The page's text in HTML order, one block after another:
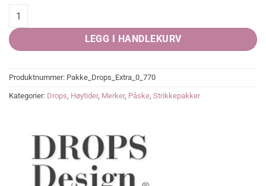
Emily Rabbit quantity
LEGG I HANDLEKURV
Produktnummer: Pakke_Drops_Extra_0_770
Kategorier: Drops, Høytider, Merker, Påske, Strikkepakker